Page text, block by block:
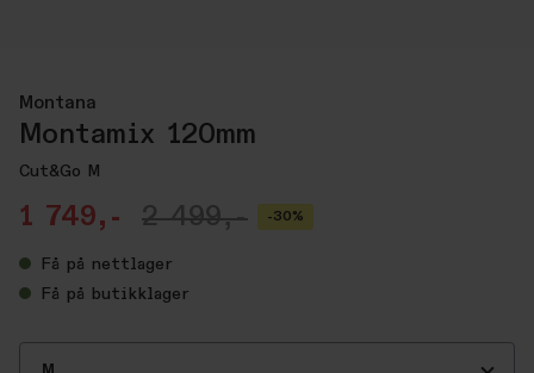
Montana
Montamix 120mm
Cut&Go M
1 749,- 2 499,- -30%
Få på nettlager
Få på butikklager